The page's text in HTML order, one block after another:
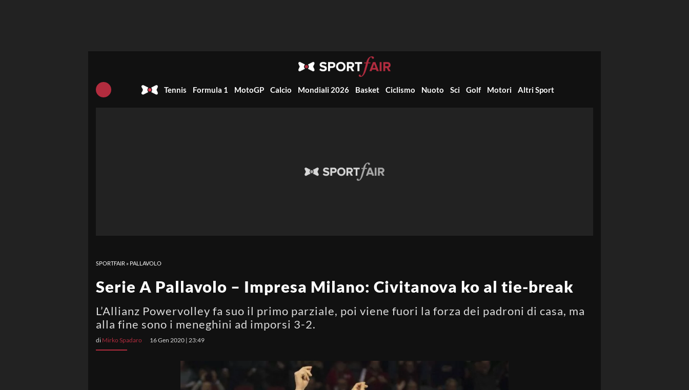
Tennis Formula 1 MotoGP Calcio Mondiali 2026 Basket Ciclismo Nuoto Sci Golf Motori Altri Sport
SPORTFAIR » PALLAVOLO
Serie A Pallavolo – Impresa Milano: Civitanova ko al tie-break
L’Allianz Powervolley fa suo il primo parziale, poi viene fuori la forza dei padroni di casa, ma
alla fine sono i meneghini ad imporsi 3-2.
di Mirko Spadaro 16 Gen 2020 | 23:49